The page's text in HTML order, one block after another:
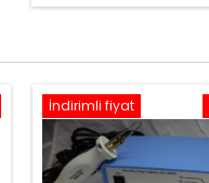
İndirimli fiyat